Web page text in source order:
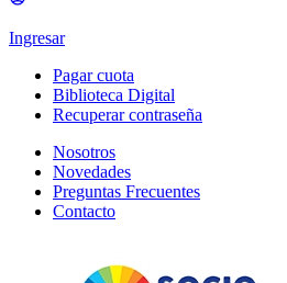
Ingresar
Pagar cuota
Biblioteca Digital
Recuperar contraseña
Nosotros
Novedades
Preguntas Frecuentes
Contacto